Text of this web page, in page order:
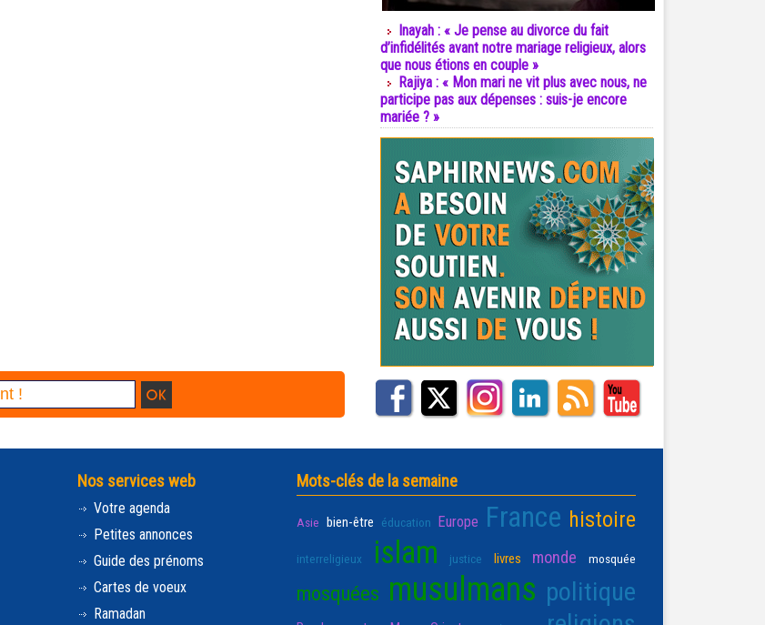
Inayah : « Je pense au divorce du fait
d’infidélités avant notre mariage religieux, alors
que nous étions en couple »
Rajiya : « Mon mari ne vit plus avec nous, ne
participe pas aux dépenses : suis-je encore
mariée ? »
Nos services web
Votre agenda
Petites annonces
Guide des prénoms
Cartes de voeux
Ramadan
Mots-clés de la semaine
Asie bien-être éducation Europe France histoire
interreligieux islam justice livres monde mosquée
mosquées musulmans politique